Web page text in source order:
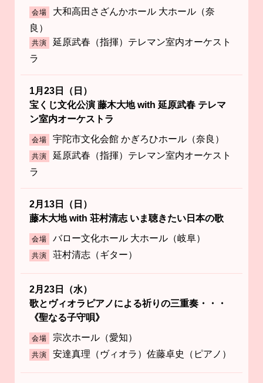
会場
大和高田さざんかホール 大ホール（奈
良）
共演
延原武春（指揮）テレマン室内オーケスト
ラ
1月23日（日）
宝くじ文化公演 藤木大地 with 延原武春 テレマ
ン室内オーケストラ
会場 宇陀市文化会館 かぎろひホール（奈良）
共演
延原武春（指揮）テレマン室内オーケスト
ラ
2月13日（日）
藤木大地 with 荘村清志 いま聴きたい日本の歌
会場 バロー文化ホール 大ホール（岐阜）
共演 荘村清志（ギター）
2月23日（水）
歌とヴィオラピアノによる祈りの三重奏・・・
《聖なる子守唄》
会場 宗次ホール（愛知）
共演 安達真理（ヴィオラ）佐藤卓史（ピアノ）